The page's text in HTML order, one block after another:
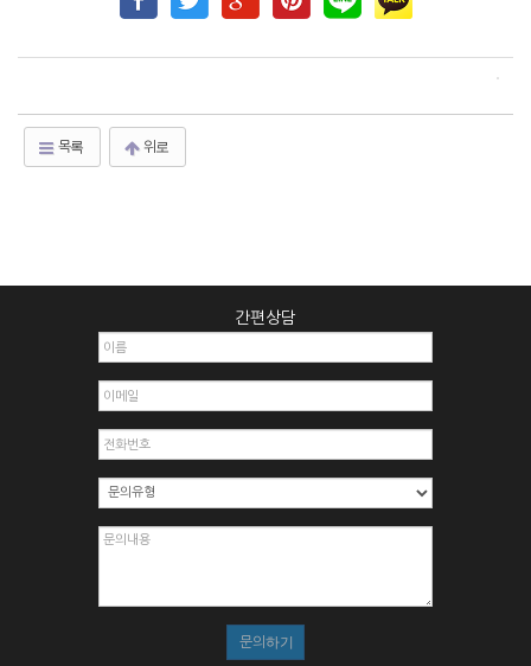
목록 위로
간편상담